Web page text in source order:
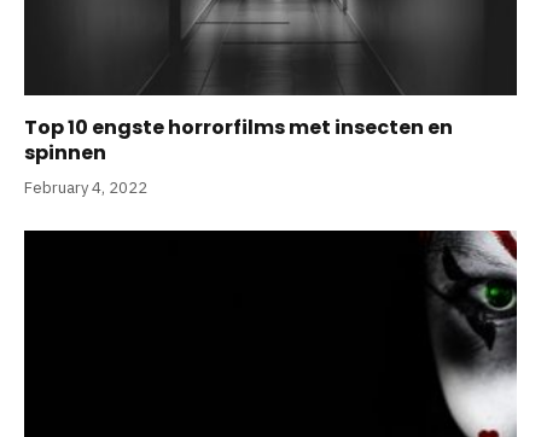
Top 10 engste horrorfilms met insecten en
spinnen
February 4, 2022